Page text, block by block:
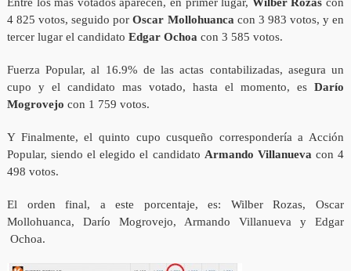
4 825 votos, seguido porOscar Mollohuanca con 3 983 votos, y en
tercer lugar el candidato Edgar Ochoa con 3 585 votos.
Fuerza Popular, al 16.9% de las actas contabilizadas, asegura un
cupo y el candidato mas votado, hasta el momento, esDarío
Mogrovejo con 1 759 votos.
Y Finalmente, el quinto cupo cusqueño correspondería a Acción
Popular, siendo el elegido el candidato Armando Villanueva con 4
498 votos.
El orden final, a este porcentaje, es: Wilber Rozas, Oscar
Mollohuanca, Darío Mogrovejo, Armando Villanueva y Edgar
Ochoa.